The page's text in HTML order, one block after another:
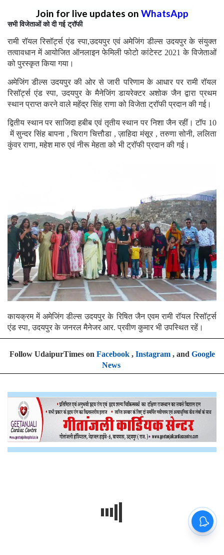
Join for live updates on WhatsApp
सभी विजेताओं को दी गई ट्रॉफी
रामी रॉयल रिसॉर्ट्स एंड स्पा,उदयपुर एवं अमेजिंग डील्स उदयपुर के संयुक्त
तत्वावधान में आयोजित ऑनलाइन फेमिली फोटो कांटेस्ट 2021 के विजेताओं
को पुरस्कृत किया गया।
अमेजिंग डील्स उदयपुर की ओर से जारी परिणाम के आधार पर रामी रॉयल
रिसॉर्ट्स एंड स्पा, उदयपुर के मैनेजिंग डायरेक्टर अशोक जैन द्वारा प्रथम
स्थान प्राप्त करने वाले महेंद्र सिंह राणा को विजेता ट्रॉफी प्रदान की गई।
द्वितीय स्थान पर साजिदा हबीब एवं तृतीय स्थान पर निशा जैन रहीं। टॉप 10
में सुन्दर सिंह बापना , चिराग चित्तौडा , ज़ाहिदा मंसूर , तरुणा सोनी, ललिता
कुंवर राणा, महेश मारु एवं नीरू मेहता को भी ट्रॉफी प्रदान की गई।
कायक्रम में अमेजिंग डील्स उदयपुर के रिषित जैन एवम रामी रॉयल रिसॉर्ट्स
एंड स्पा, उदयपुर के जनरल मैनेजर आर. प्रवीण कुमार भी उपस्थित रहें।
Follow UdaipurTimes on Facebook, Instagram, and Google
News